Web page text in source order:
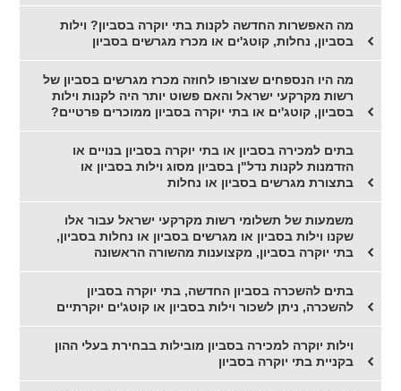
מה האפשרות החדשה לקנות בתי יוקרה בסביון? וילות
בסביון, נחלות, קוטג'ים או מכרז מגרשים בסביון
מה היו הנספחים שצורפו לחוזה מכרז מגרשים בסביון של
רשות מקרקעי ישראל והאם פשוט יותר היה לקנות וילות
בסביון, קוטג'ים או בתי יוקרה בסביון ממוכרים פרטיים?
בתים למכירה בסביון או בתי יוקרה בסביון בנויים או
הזדמנות לקנות נדל"ן בסביון מסוג וילות בסביון או
בתצורת מגרשים בסביון או נחלות
משמעות של תשלומי רשות מקרקעי ישראל עבור אלו
שקנו וילות בסביון או מגרשים בסביון או נחלות בסביון,
בתי יוקרה בסביון, מקצוענות מהשורה הראשונה
בתים להשכרה בסביון החדשה, בתי יוקרה בסביון
להשכרה, ניתן לשכור וילות בסביון או קוטג'ים יוקרתיים
וילות יוקרה למכירה בסביון מובילות בבחירת בעלי ההון
בקניית בתי יוקרה בסביון